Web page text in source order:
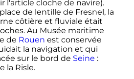
l'article cloche de navire).
de lentille de Fresnel, la
côtière et fluviale était
Au Musée maritime
de Rouen est conservée
la navigation et qui
sur le bord de Seine :
la Risle.